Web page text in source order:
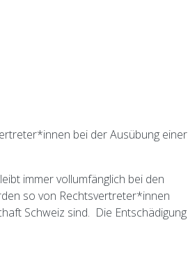
bei der Ausübung einer
immer vollumfänglich bei den
so von Rechtsvertreter*innen
Schweiz sind. Die Entschädigung